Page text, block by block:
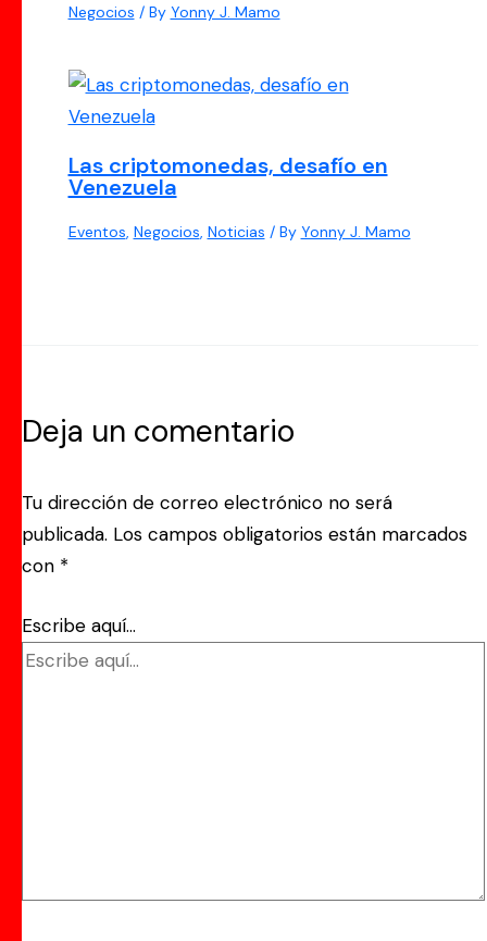
Negocios / By Yonny J. Mamo
Las criptomonedas, desafío en
Venezuela
Eventos Negocios Noticias / By Yonny J. Mamo
Deja un comentario
Tu dirección de correo electrónico no será
publicada. Los campos obligatorios están marcados
con *
Escribe aquí...